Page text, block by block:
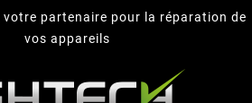
votre partenaire pour la réparation de
vos appareils